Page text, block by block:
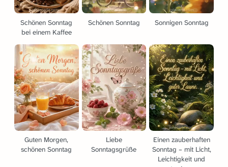
Schönen Sonntag
bei einem Kaffee
Schönen Sonntag Sonnigen Sonntag
Guten Morgen,
schönen Sonntag
Liebe
Sonntagsgrüße
Einen zauberhaften
Sonntag – mit Licht,
Leichtigkeit und